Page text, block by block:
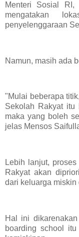
Menteri Sosial RI,
mengatakan
penyelenggaraan
Namun, masih ada
"Mulai beberapa
Sekolah Rakyat itu
maka yang boleh
jelas Mensos
Lebih lanjut,
Rakyat akan
dari keluarga miskin
Hal ini
boarding school